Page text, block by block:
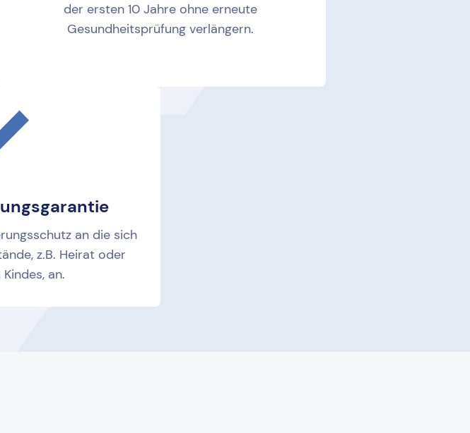
der ersten 10 Jahre ohne erneute
Gesundheitsprüfung verlängern.
an die sich
z.B. Heirat oder
an.